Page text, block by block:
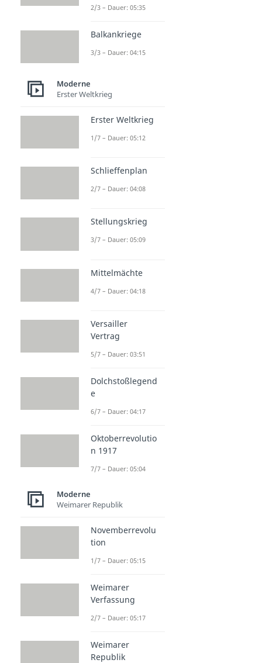
2/3 – Dauer: 05:35
Balkankriege
3/3 – Dauer: 04:15
Moderne
Erster Weltkrieg
Erster Weltkrieg
1/7 – Dauer: 05:12
Schlieffenplan
2/7 – Dauer: 04:08
Stellungskrieg
3/7 – Dauer: 05:09
Mittelmächte
4/7 – Dauer: 04:18
Versailler
Vertrag
5/7 – Dauer: 03:51
Dolchstoßlegend
e
6/7 – Dauer: 04:17
Oktoberrevolutio
n 1917
7/7 – Dauer: 05:04
Moderne
Weimarer Republik
Novemberrevolu
tion
1/7 – Dauer: 05:15
Weimarer
Verfassung
2/7 – Dauer: 05:17
Weimarer
Republik